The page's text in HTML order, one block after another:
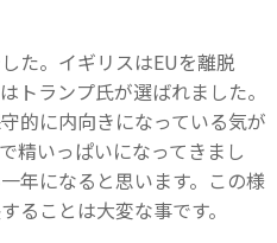
た。イギリスはEUを離脱
トランプ氏が選ばれました。
的に内向きになっている気が
精いっぱいになってきまし
年になると思います。この様
ることは大変な事です。